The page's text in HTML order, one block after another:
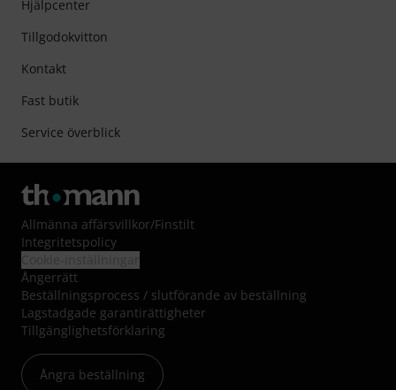
Hjälpcenter
Tillgodokvitton
Kontakt
Fast butik
Service överblick
Allmänna affärsvillkor/Finstilt
Integritetspolicy
Ångerrätt
Beställningsprocess / slutförande av beställning
Lagstadgade garantirättigheter
Tillgänglighetsförklaring
Ångra beställning